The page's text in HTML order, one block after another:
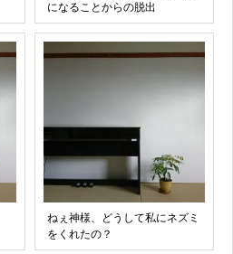
になることからの脱出
ねぇ神様、どうして私にネズミ
をくれたの？